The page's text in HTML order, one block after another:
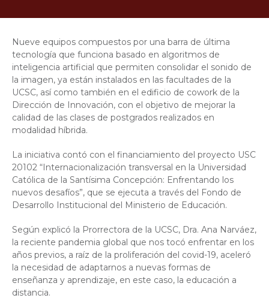
Nueve equipos compuestos por una barra de última
tecnología que funciona basado en algoritmos de
inteligencia artificial que permiten consolidar el sonido de
la imagen, ya están instalados en las facultades de la
UCSC, así como también en el edificio de cowork de la
Dirección de Innovación, con el objetivo de mejorar la
calidad de las clases de postgrados realizados en
modalidad híbrida.
La iniciativa contó con el financiamiento del proyecto USC
20102 “Internacionalización transversal en la Universidad
Católica de la Santísima Concepción: Enfrentando los
nuevos desafíos”, que se ejecuta a través del Fondo de
Desarrollo Institucional del Ministerio de Educación.
Según explicó la Prorrectora de la UCSC, Dra. Ana Narváez,
la reciente pandemia global que nos tocó enfrentar en los
años previos, a raíz de la proliferación del covid-19, aceleró
la necesidad de adaptarnos a nuevas formas de
enseñanza y aprendizaje, en este caso, la educación a
distancia.